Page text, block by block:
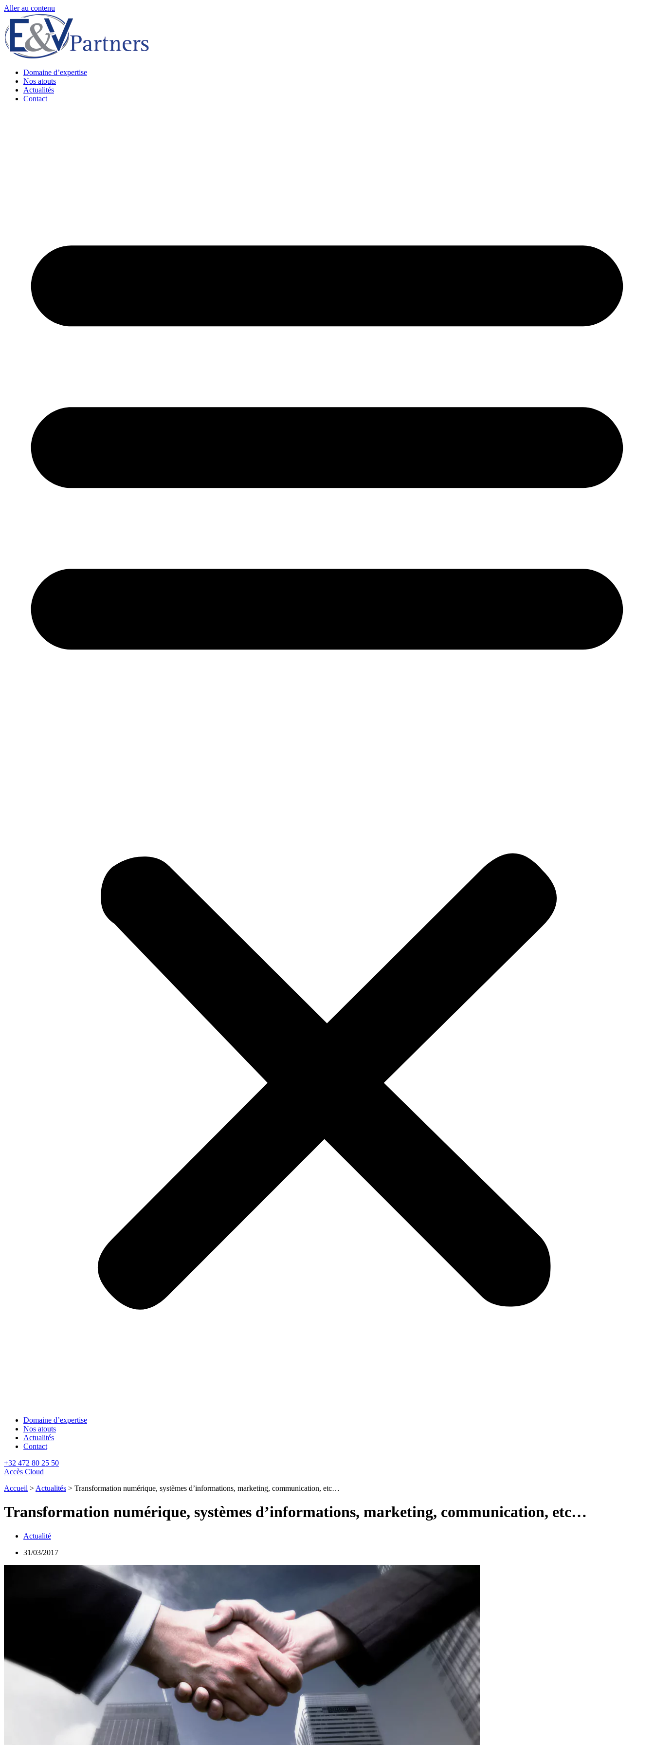
Aller au contenu
Domaine d’expertise
Nos atouts
Actualités
Contact
Domaine d’expertise
Nos atouts
Actualités
Contact
+32 472 80 25 50
Accès Cloud
Accueil > Actualités > Transformation numérique, systèmes d’informations, marketing, communication, etc…
Transformation numérique, systèmes d’informations, marketing, communication, etc…
Actualité
31/03/2017